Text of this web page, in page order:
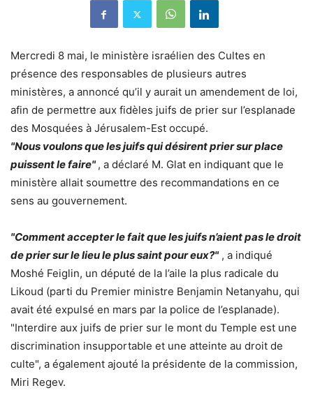
Mercredi 8 mai, le ministère israélien des Cultes en
présence des responsables de plusieurs autres
ministères, a annoncé qu’il y aurait un amendement de loi,
afin de permettre aux fidèles juifs de prier sur l’esplanade
des Mosquées à Jérusalem-Est occupé.
"Nous voulons que les juifs qui désirent prier sur place
puissent le faire" , a déclaré M. Glat en indiquant que le
ministère allait soumettre des recommandations en ce
sens au gouvernement.
"Comment accepter le fait que les juifs n’aient pas le droit
de prier sur le lieu le plus saint pour eux?" , a indiqué
Moshé Feiglin, un député de la l’aile la plus radicale du
Likoud (parti du Premier ministre Benjamin Netanyahu, qui
avait été expulsé en mars par la police de l’esplanade).
"Interdire aux juifs de prier sur le mont du Temple est une
discrimination insupportable et une atteinte au droit de
culte", a également ajouté la présidente de la commission,
Miri Regev.